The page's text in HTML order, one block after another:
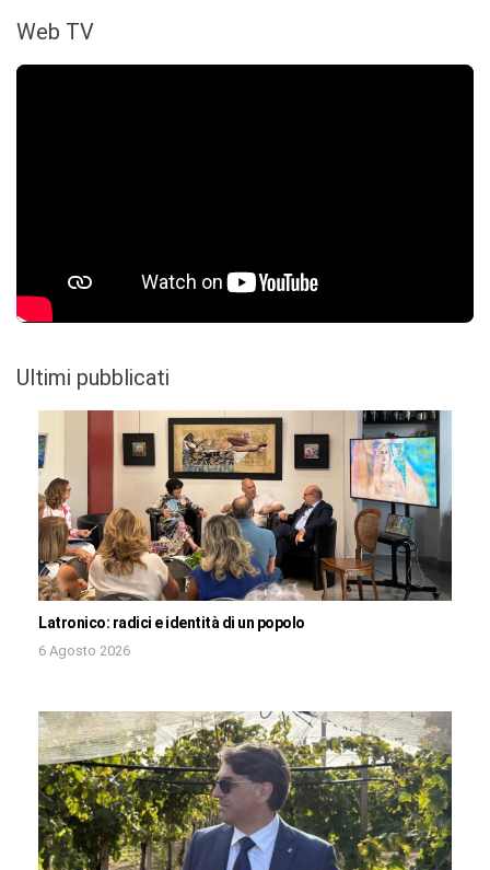
Web TV
Ultimi pubblicati
Latronico: radici e identità di un popolo
6 Agosto 2026